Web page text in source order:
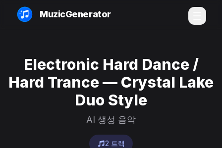
MuzicGenerator
Electronic Hard Dance /
Hard Trance — Crystal Lake
Duo Style
AI 생성 음악
2 트랙